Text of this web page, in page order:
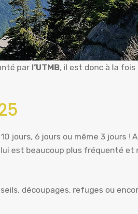
par l’UTMB, il est donc à la
jours, 6 jours ou même 3 jours !
est beaucoup plus fréquenté
découpages, refuges ou